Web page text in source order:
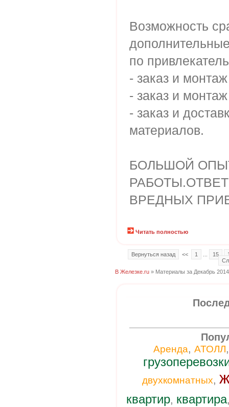
Возможность
по
- заказ и
- заказ и
- заказ и
материалов.
БОЛЬШОЙ
ВРЕДНЫХ
Читать полностью
Вернуться назад << 1 15
В Железке.ru » Материалы за Декабрь 2014
Аренда, АТОЛЛ
двухкомнатных,
квартир, квартира